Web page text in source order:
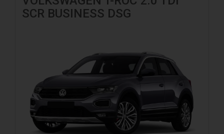
SCR BUSINESS DSG